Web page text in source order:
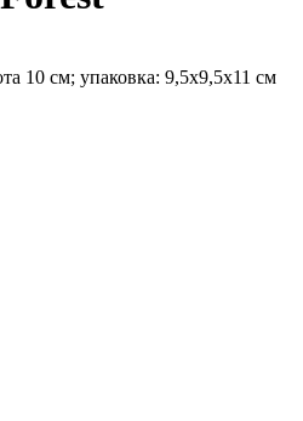
10 см; упаковка: 9,5х9,5х11 см